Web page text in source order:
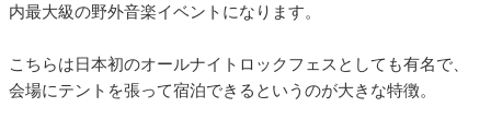
内最大級の野外音楽イベントになります。
こちらは日本初のオールナイトロックフェスとしても有名で、
会場にテントを張って宿泊できるというのが大きな特徴。